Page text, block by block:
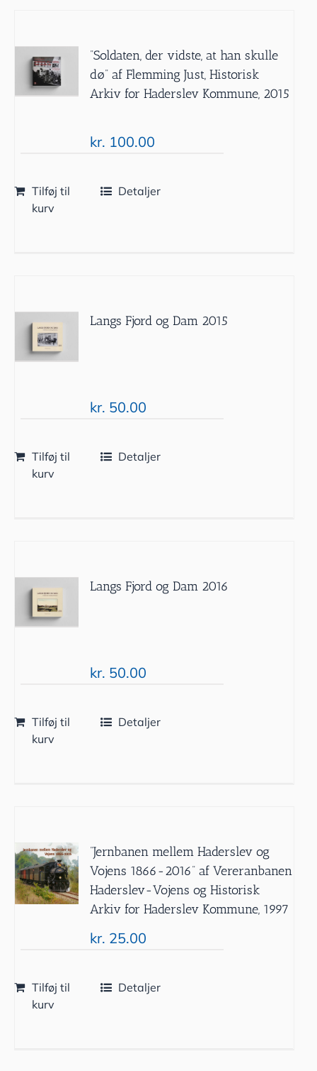
”Soldaten, der vidste, at han skulle
dø” af Flemming Just, Historisk
Arkiv for Haderslev Kommune, 2015
kr. 100.00
Tilføj til
kurv
Detaljer
Langs Fjord og Dam 2015
kr. 50.00
Tilføj til
kurv
Detaljer
Langs Fjord og Dam 2016
kr. 50.00
Tilføj til
kurv
Detaljer
”Jernbanen mellem Haderslev og
Vojens 1866-2016” af Vereranbanen
Haderslev-Vojens og Historisk
Arkiv for Haderslev Kommune, 1997
kr. 25.00
Tilføj til
kurv
Detaljer